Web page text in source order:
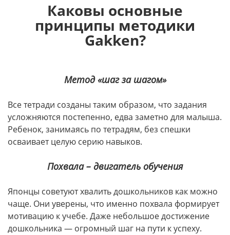
Каковы основные
принципы методики
Gakken?
Метод «шаг за шагом»
Все тетради созданы таким образом, что задания
усложняются постепенно, едва заметно для малыша.
Ребенок, занимаясь по тетрадям, без спешки
осваивает целую серию навыков.
Похвала – двигатель обучения
Японцы советуют хвалить дошкольников как можно
чаще. Они уверены, что именно похвала формирует
мотивацию к учебе. Даже небольшое достижение
дошкольника — огромный шаг на пути к успеху.